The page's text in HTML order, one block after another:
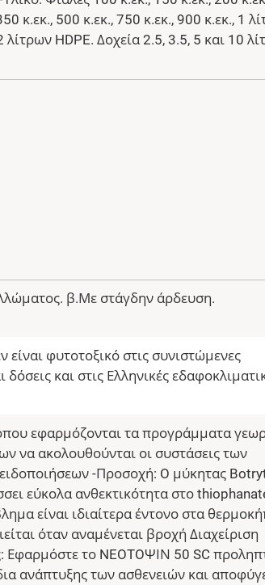
κ.εκ., 500 κ.εκ., 750 κ.εκ., 900 κ.εκ., 1
λίτρων HDPE. Δοχεία 2.5, 3.5, 5 και 10
β.Με στάγδην άρδευση.
είναι φυτοτοξικό στις συνιστώμενες
δόσεις και στις Ελληνικές
εφαρμόζονται τα προγράμματα
να ακολουθούνται οι συστάσεις των
-Προσοχή: O μύκητας
εύκολα ανθεκτικότητα στο
είναι ιδιαίτερα έντονο στα
όταν αναμένεται βροχή Διαχείριση
Εφαρμόστε το NEOTOΨΙΝ 50 SC
ανάπτυξης των ασθενειών και